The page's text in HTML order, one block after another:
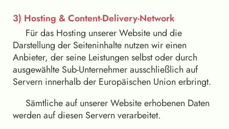
3) Hosting & Content-Delivery-Network
Für das Hosting unserer Website und die
Darstellung der Seiteninhalte nutzen wir einen
Anbieter, der seine Leistungen selbst oder durch
ausgewählte Sub-Unternehmer ausschließlich auf
Servern innerhalb der Europäischen Union erbringt.
Sämtliche auf unserer Website erhobenen Daten
werden auf diesen Servern verarbeitet.